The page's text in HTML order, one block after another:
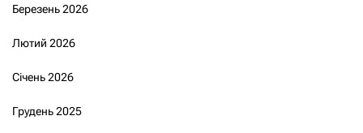
Березень 2026
Лютий 2026
Січень 2026
Грудень 2025